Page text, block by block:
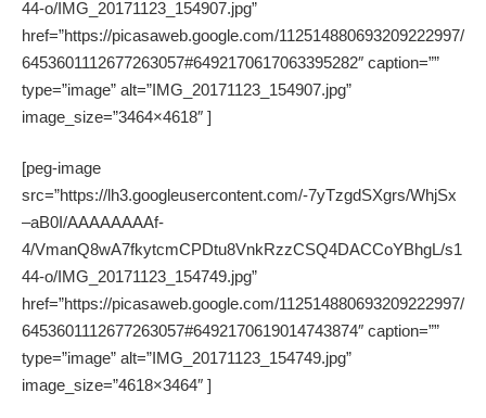
44-o/IMG_20171123_154907.jpg”
href=”https://picasaweb.google.com/112514880693209222997/
6453601112677263057#6492170617063395282″ caption=””
type=”image” alt=”IMG_20171123_154907.jpg”
image_size=”3464×4618″ ]
[peg-image
src=”https://lh3.googleusercontent.com/-7yTzgdSXgrs/WhjSx
–aB0I/AAAAAAAAf-
4/VmanQ8wA7fkytcmCPDtu8VnkRzzCSQ4DACCoYBhgL/s1
44-o/IMG_20171123_154749.jpg”
href=”https://picasaweb.google.com/112514880693209222997/
6453601112677263057#6492170619014743874″ caption=””
type=”image” alt=”IMG_20171123_154749.jpg”
image_size=”4618×3464″ ]